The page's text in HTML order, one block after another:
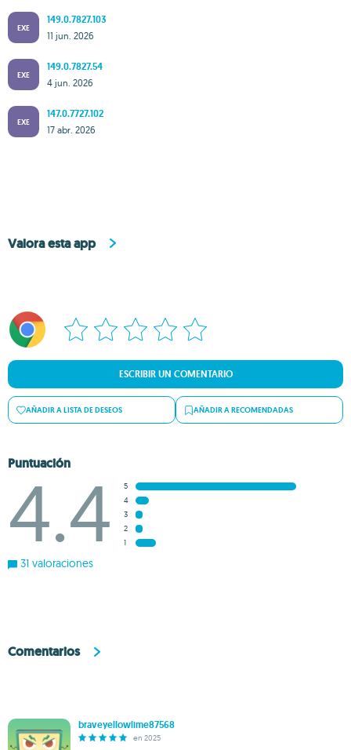
EXE
149.0.7827.103
11 jun. 2026
EXE
149.0.7827.54
4 jun. 2026
EXE
147.0.7727.102
17 abr. 2026
Valora esta app
ESCRIBIR UN COMENTARIO
AÑADIR A LISTA DE DESEOS AÑADIR A RECOMENDADAS
Puntuación
4.4
5
4
3
2
1
31 valoraciones
Comentarios
braveyellowlime87568
en 2025